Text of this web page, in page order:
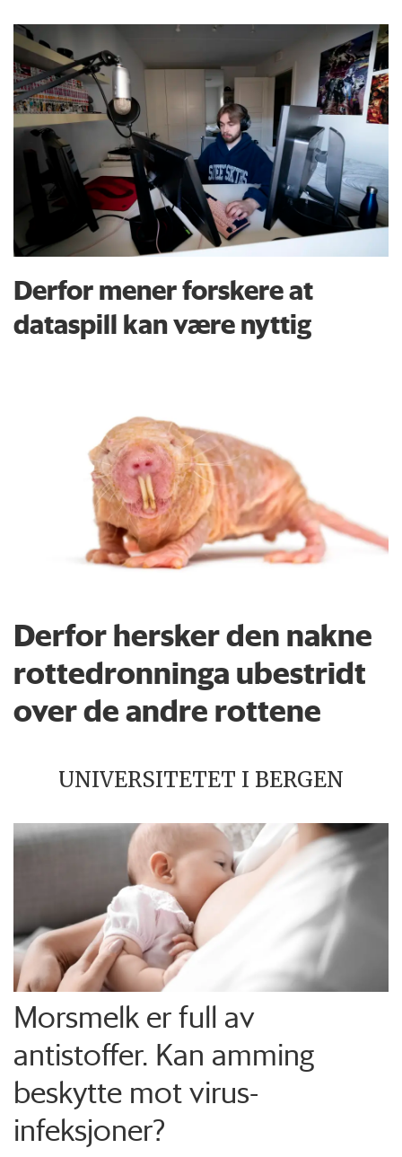
Derfor mener forskere at
dataspill kan være nyttig
Derfor hersker den nakne
rottedronninga ubestridt
over de andre rottene
UNIVERSITETET I BERGEN
Morsmelk er full av
antistoffer. Kan amming
beskytte mot virus-
infeksjoner?